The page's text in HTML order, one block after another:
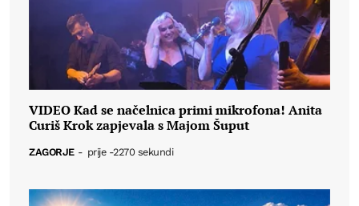
VIDEO Kad se načelnica primi mikrofona! Anita
Curiš Krok zapjevala s Majom Šuput
ZAGORJE - prije -2270 sekundi